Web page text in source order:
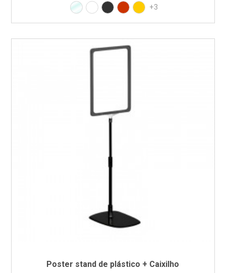
Transparente
Branco RAL9010
Preto RAL9017
Vermelho RAL3020
Amarelo RAL1021
+3
Poster stand de plástico + Caixilho